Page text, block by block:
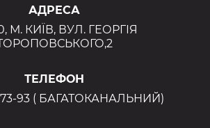
АДРЕСА
М. КИЇВ, ВУЛ. ГЕОРГІЯ
ТЕЛЕФОН
73-93 ( БАГАТОКАНАЛЬНИЙ)